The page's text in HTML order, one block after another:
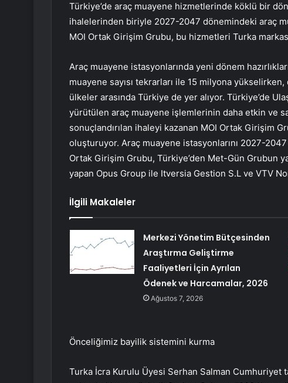
Türkiye’de araç muayene hizmetlerinde köklü bir
ihalelerinden biriyle 2027-2047 dönemindeki araç
MOI Ortak Girişim Grubu, bu hizmetleri Turka
Araç muayene istasyonlarında yeni dönem
muayene sayısı tekrarları ile 15 milyona
ülkeler arasında Türkiye de yer alıyor. Türkiye’de
yürütülen araç muayene işlemlerinin daha etkin ve
sonuçlandırılan ihaleyi kazanan MOI Ortak Girişim
oluşturuyor. Araç muayene istasyonlarını 2027-
Ortak Girişim Grubu, Türkiye’den Met-Gün Grubun
yapan Opus Group ile Itversia Gestion S.L ve VTV
İlgili Makaleler
Merkezi Yönetim Bütçesinden
Araştırma Geliştirme
Faaliyetleri İçin Ayrılan
Ödenek ve Harcamalar, 2026
Ağustos 7, 2026
Önceliğimiz bayilik sistemini kurma
Turka İcra Kurulu Üyesi Serhan Salman